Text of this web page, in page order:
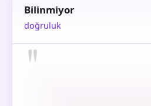
Bilinmiyor
doğruluk